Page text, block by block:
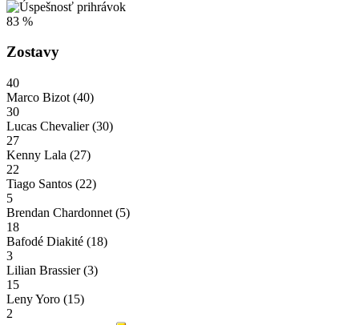
83 %
Zostavy
40
Marco Bizot (40)
30
Lucas Chevalier(30)
27
Kenny Lala (27)
22
Tiago Santos (22)
5
Brendan Chardonnet (5)
18
Bafodé Diakité (18)
3
Lilian Brassier(3)
15
Leny Yoro (15)
2